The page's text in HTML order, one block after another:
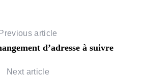
Previous article
d’adresse à suivre
Next article